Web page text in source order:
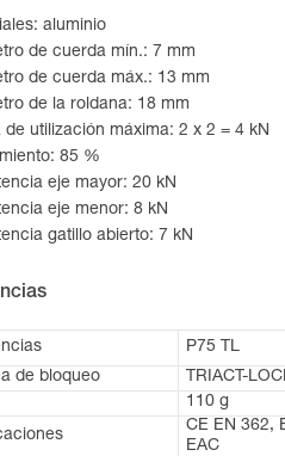
aluminio
de cuerda mín.: 7 mm
de cuerda máx.: 13 mm
de la roldana: 18 mm
de utilización máxima: 2 x 2 = 4 kN
85 %
eje mayor: 20 kN
eje menor: 8 kN
gatillo abierto: 7 kN
P75 TL
de bloqueo
TRIACT-
110 g
CE EN 362,
EAC